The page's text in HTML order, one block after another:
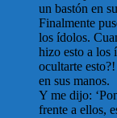
un bastón en
Finalmente
los ídolos.
hizo esto a los
ocultarte
en sus manos.
Y me dijo:
frente a ellos,